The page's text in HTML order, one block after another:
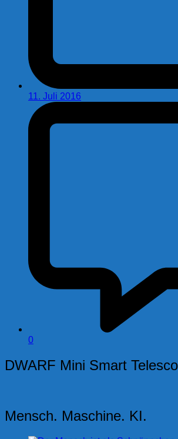
11. Juli 2016
0
DWARF Mini Smart
Mensch. Maschine. KI.